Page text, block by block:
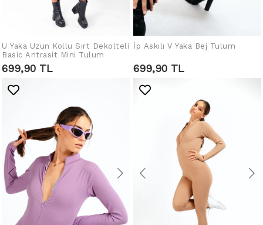
SEPETE EKLE
U Yaka Uzun Kollu Sırt Dekolteli
Basic Antrasit Mini Tulum
699,90 TL
SEPETE EKLE
İp Askılı V Yaka Bej Tulum
699,90 TL